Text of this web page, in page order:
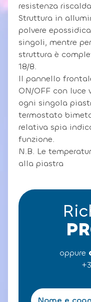
resistenza
Struttura in
polvere
singoli, mentre
struttura è
18/8.
Il pannello
ON/OFF con luce
ogni singola
termostato
relativa spia
funzione.
N.B. Le
alla piastra
oppure
N